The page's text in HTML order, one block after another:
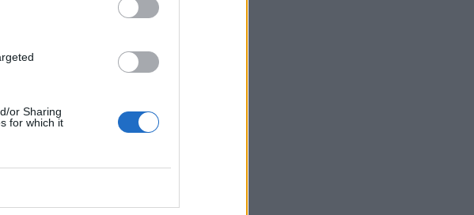
or Sharing
for which it